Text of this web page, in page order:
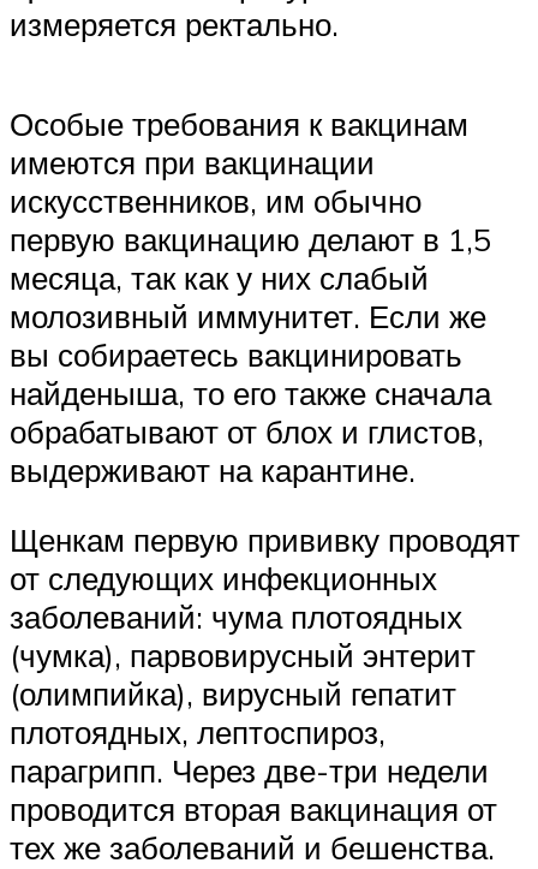
измеряется ректально.
Особые требования к вакцинам
имеются при вакцинации
искусственников, им обычно
первую вакцинацию делают в 1,5
месяца, так как у них слабый
молозивный иммунитет. Если же
вы собираетесь вакцинировать
найденыша, то его также сначала
обрабатывают от блох и глистов,
выдерживают на карантине.
Щенкам первую прививку проводят
от следующих инфекционных
заболеваний: чума плотоядных
(чумка), парвовирусный энтерит
(олимпийка), вирусный гепатит
плотоядных, лептоспироз,
парагрипп. Через две-три недели
проводится вторая вакцинация от
тех же заболеваний и бешенства.